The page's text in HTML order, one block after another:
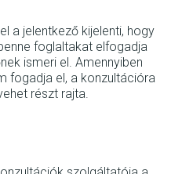
a jelentkező kijelenti, hogy
foglaltakat elfogadja
ismeri el. Amennyiben
fogadja el, a konzultációra
részt rajta.